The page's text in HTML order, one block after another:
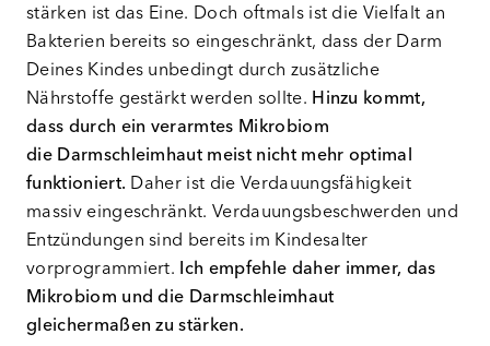
stärken ist das Eine. Doch oftmals ist die Vielfalt an
Bakterien bereits so eingeschränkt, dass der Darm
Deines Kindes unbedingt durch zusätzliche
Nährstoffe gestärkt werden sollte. Hinzu kommt,
dass durch ein verarmtes Mikrobiom
die Darmschleimhaut meist nicht mehr optimal
funktioniert. Daher ist die Verdauungsfähigkeit
massiv eingeschränkt. Verdauungsbeschwerden und
Entzündungen sind bereits im Kindesalter
vorprogrammiert. Ich empfehle daher immer, das
Mikrobiom und die Darmschleimhaut
gleichermaßen zu stärken.